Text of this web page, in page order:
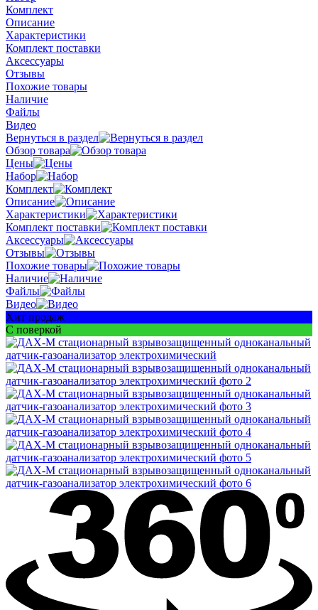
Комплект
Описание
Характеристики
Комплект поставки
Аксессуары
Отзывы
Похожие товары
Наличие
Файлы
Видео
Вернуться в раздел
Обзор товара
Цены
Набор
Комплект
Описание
Характеристики
Комплект поставки
Аксессуары
Отзывы
Похожие товары
Наличие
Файлы
Видео
Хит продаж
С поверкой